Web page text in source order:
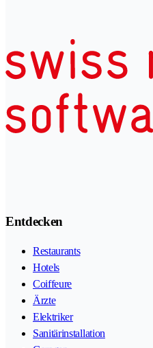
Entdecken
Restaurants
Hotels
Coiffeure
Ärzte
Elektriker
Sanitärinstallation